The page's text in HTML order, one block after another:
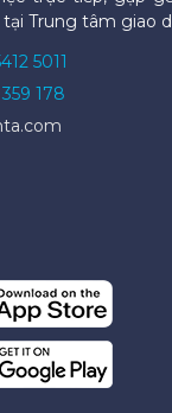
Trung tâm giao
5011
178